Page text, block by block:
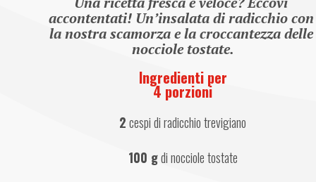
accontentati! Un’insalata di radicchio con
la nostra scamorza e la croccantezza delle
nocciole tostate.
Ingredienti per
4 porzioni
2 cespi di radicchio trevigiano
100 g di nocciole tostate